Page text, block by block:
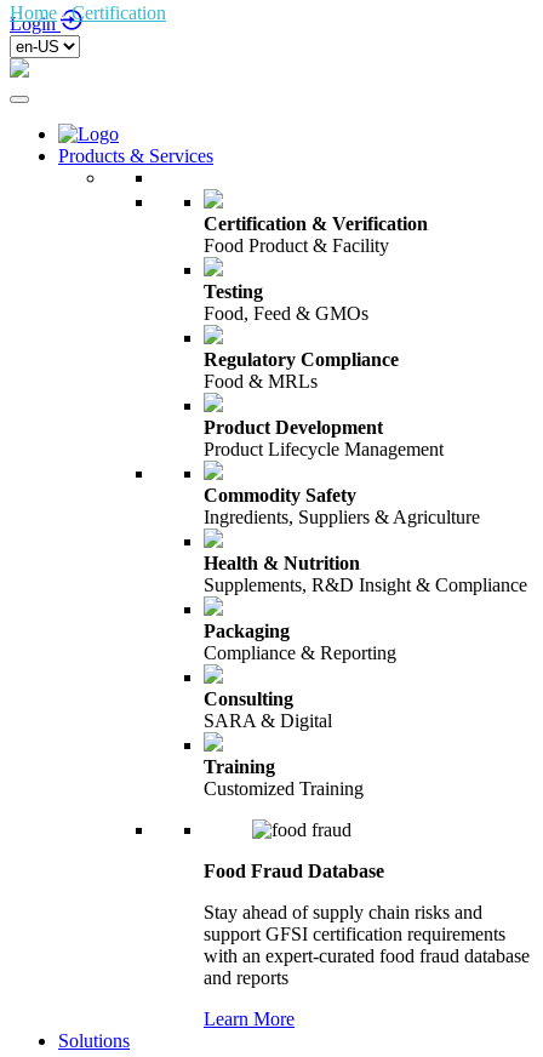
Login
Products & Services
Certification & Verification
Food Product & Facility
Testing
Food, Feed & GMOs
Regulatory Compliance
Food & MRLs
Product Development
Product Lifecycle Management
Commodity Safety
Ingredients, Suppliers & Agriculture
Health & Nutrition
Supplements, R&D Insight & Compliance
Packaging
Compliance & Reporting
Consulting
SARA & Digital
Training
Customized Training
Food Fraud Database
Stay ahead of supply chain risks and
support GFSI certification requirements
with an expert-curated food fraud database
and reports
Learn More
Solutions
Home /Certification